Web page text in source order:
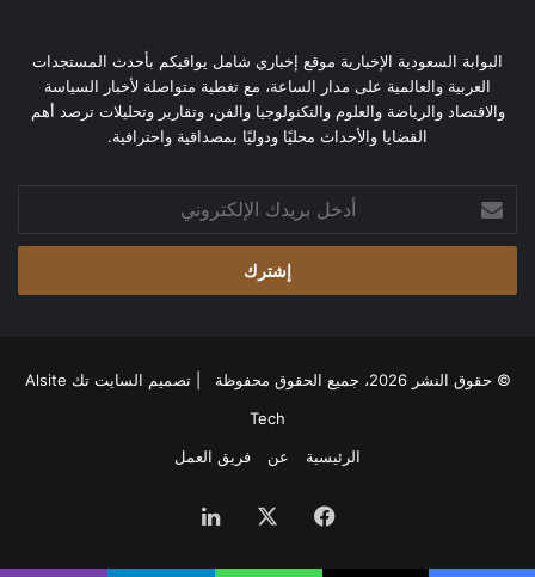
البوابة السعودية الإخبارية موقع إخباري شامل يوافيكم بأحدث المستجدات
العربية والعالمية على مدار الساعة، مع تغطية متواصلة لأخبار السياسة
والاقتصاد والرياضة والعلوم والتكنولوجيا والفن، وتقارير وتحليلات ترصد أهم
القضايا والأحداث محليًا ودوليًا بمصداقية واحترافية.
بريدك
الإلكتروني
© حقوق النشر 2026، جميع الحقوق محفوظة | تصميم
السايت تك Alsite
Tech
الرئيسية
عن فريق العمل
فيسبوك لينكدإن